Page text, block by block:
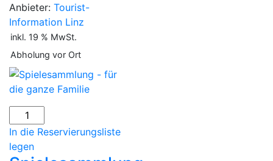
Anbieter: Tourist-
Information Linz
inkl. 19 % MwSt.
Abholung vor Ort
Spielesammlung
-
für
die
In die Reservierungsliste
legen